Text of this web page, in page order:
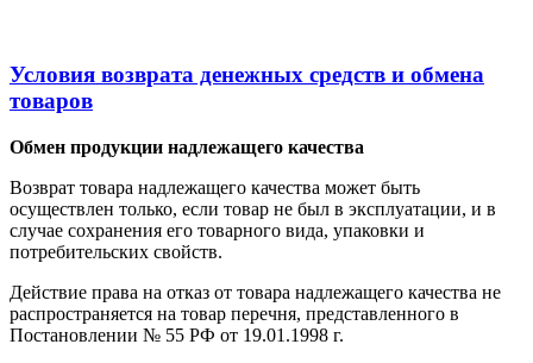
Условия возврата денежных средств и обмена
товаров
Обмен продукции надлежащего качества
Возврат товара надлежащего качества может быть
осуществлен только, если товар не был в эксплуатации, и в
случае сохранения его товарного вида, упаковки и
потребительских свойств.
Действие права на отказ от товара надлежащего качества не
распространяется на товар перечня, представленного в
Постановлении № 55 РФ от 19.01.1998 г.